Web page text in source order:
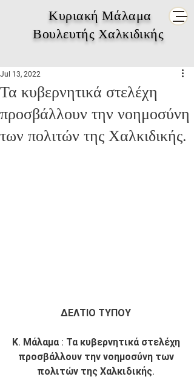
Κυριακή Μάλαμα
Βουλευτής Χαλκιδικής
Τα κυβερνητικά στελέχη
προσβάλλουν την νοημοσύνη
των πολιτών της Χαλκιδικής.
Jul 13, 2022
ΔΕΛΤΙΟ ΤΥΠΟΥ
Κ. Μάλαμα : Τα κυβερνητικά στελέχη
προσβάλλουν την νοημοσύνη των
πολιτών της Χαλκιδικής.